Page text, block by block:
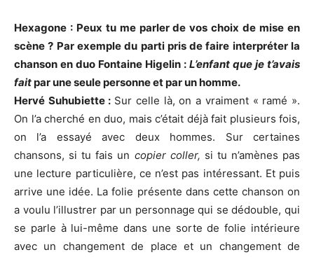
Hexagone : Peux tu me parler de vos choix de mise en
scène ? Par exemple du parti pris de faire interpréter la
chanson en duo Fontaine Higelin : L’enfant que je t’avais
faitpar une seule personne et par un homme.
Hervé Suhubiette : Sur celle là, on a vraiment « ramé ».
On l’a cherché en duo, mais c’était déjà fait plusieurs fois,
on l’a essayé avec deux hommes. Sur certaines
chansons, si tu fais un copier coller, si tu n’amènes pas
une lecture particulière, ce n’est pas intéressant. Et puis
arrive une idée. La folie présente dans cette chanson on
a voulu l’illustrer par un personnage qui se dédouble, qui
se parle à lui-même dans une sorte de folie intérieure
avec un changement de place et un changement de